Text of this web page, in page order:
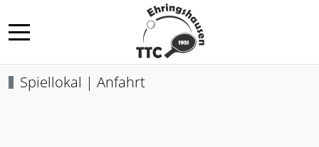
Mobile Menu Toggle
Spiellokal | Anfahrt